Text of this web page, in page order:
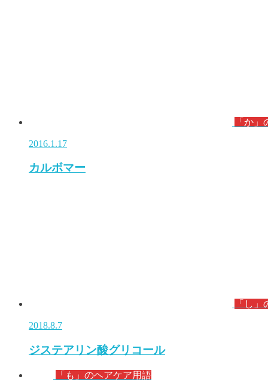
「か
2016.1.17
カルボマー
「し
2018.8.7
ジステアリン酸グリコール
「も」のヘアケア用語